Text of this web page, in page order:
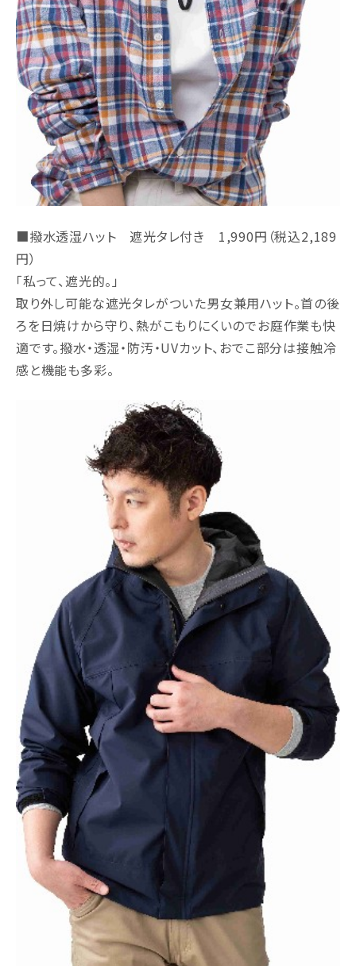
■撥水透湿ハット 遮光タレ付き 1,990円（税込2,189
円）
「私って、遮光的。」
取り外し可能な遮光タレがついた男女兼用ハット。首の後
ろを日焼けから守り、熱がこもりにくいのでお庭作業も快
適です。撥水・透湿・防汚・UVカット、おでこ部分は接触冷
感と機能も多彩。